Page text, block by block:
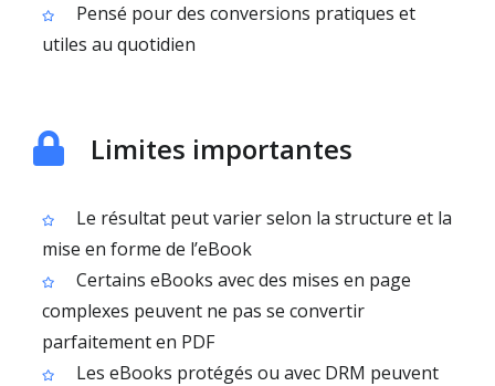
Pensé pour des conversions pratiques et
utiles au quotidien
Limites importantes
Le résultat peut varier selon la structure et la
mise en forme de l’eBook
Certains eBooks avec des mises en page
complexes peuvent ne pas se convertir
parfaitement en PDF
Les eBooks protégés ou avec DRM peuvent